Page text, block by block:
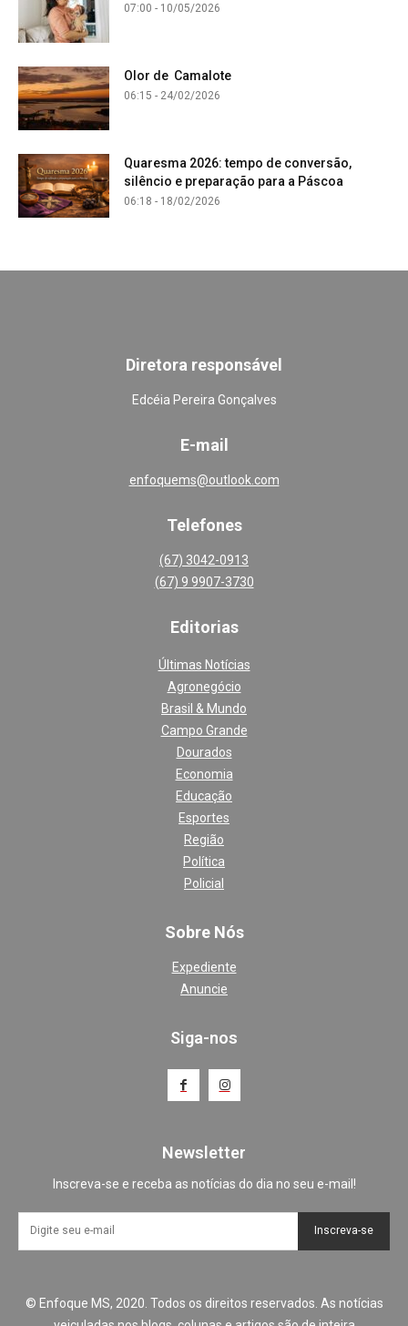
07:00 - 10/05/2026
Olor de Camalote
06:15 - 24/02/2026
Quaresma 2026: tempo de conversão,
silêncio e preparação para a Páscoa
06:18 - 18/02/2026
Diretora responsável
Edcéia Pereira Gonçalves
E-mail
enfoquems@outlook.com
Telefones
(67) 3042-0913
(67) 9 9907-3730
Editorias
Últimas Notícias
Agronegócio
Brasil & Mundo
Campo Grande
Dourados
Economia
Educação
Esportes
Região
Política
Policial
Sobre Nós
Expediente
Anuncie
Siga-nos
Newsletter
Inscreva-se e receba as notícias do dia no seu e-mail!
Inscreva-se
© Enfoque MS, 2020. Todos os direitos reservados. As notícias